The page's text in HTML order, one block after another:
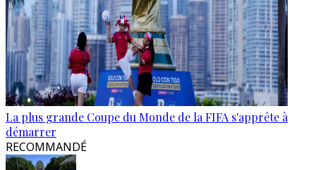
La plus grande Coupe du Monde de la FIFA s'apprête à
démarrer
RECOMMANDÉ